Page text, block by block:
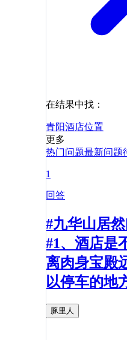
在结果中找：
青阳酒店位置
更多
热门问题最新问题
1
回答
#九华山居
#1、酒店是
离肉身宝殿
以停车的地
豚里人